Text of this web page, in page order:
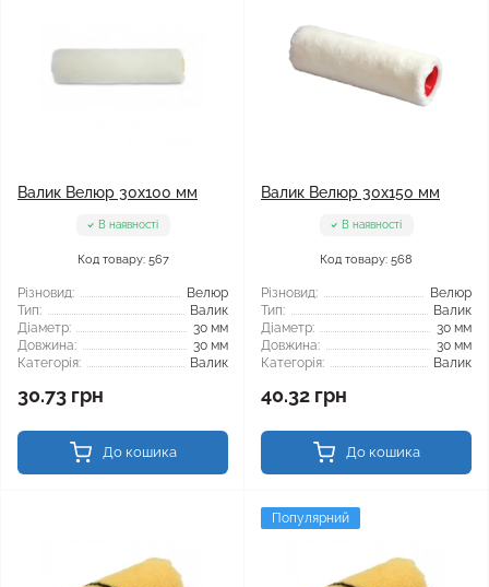
Валик Велюр 30x100 мм
В наявності
Код товару: 567
Різновид:
Велюр
Тип:
Валик
Діаметр:
30 мм
Довжина:
30 мм
Категорія:
Валик
30.73 грн
До кошика
Валик Велюр 30x150 мм
В наявності
Код товару: 568
Різновид:
Велюр
Тип:
Валик
Діаметр:
30 мм
Довжина:
30 мм
Категорія:
Валик
40.32 грн
До кошика
Популярний